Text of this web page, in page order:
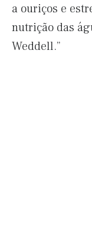
a ouriços e
nutrição das
Weddell.”